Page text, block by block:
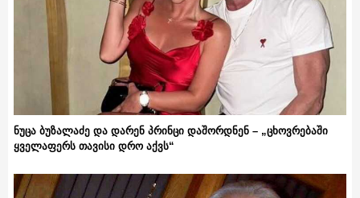
ნუცა ბუზალაძე და დარენ პრინცი დაშორდნენ – „ცხოვრებაში
ყველაფერს თავისი დრო აქვს“